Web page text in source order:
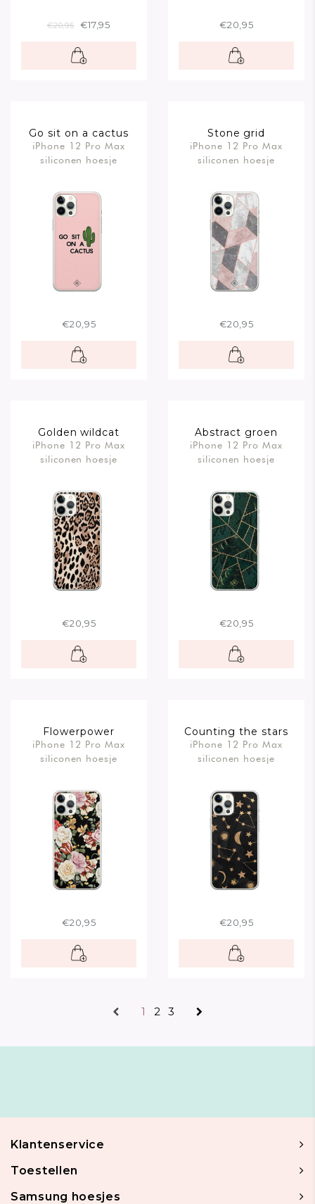
€20,95 €17,95 €20,95
Go sit on a cactus
iPhone 12 Pro Max
siliconen hoesje
€20,95
Stone grid
iPhone 12 Pro Max
siliconen hoesje
€20,95
Golden wildcat
iPhone 12 Pro Max
siliconen hoesje
€20,95
Abstract groen
iPhone 12 Pro Max
siliconen hoesje
€20,95
Flowerpower
iPhone 12 Pro Max
siliconen hoesje
€20,95
Counting the stars
iPhone 12 Pro Max
siliconen hoesje
€20,95
1 2 3
Klantenservice
Toestellen
Samsung hoesjes